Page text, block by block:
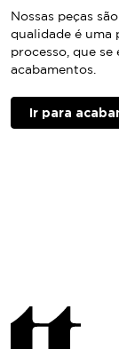
Nossas peças
qualidade é uma
processo, que se
acabamentos.
Ir para